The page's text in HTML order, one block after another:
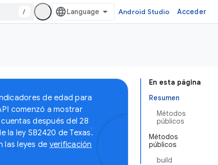
/ Android Studio Acceder
En esta página
Resumen
Métodos
públicos
Métodos
públicos
build
de edad para
comenzó a mostrar
después del 28
ley SB2420 de Texas.
las leyes de verificación